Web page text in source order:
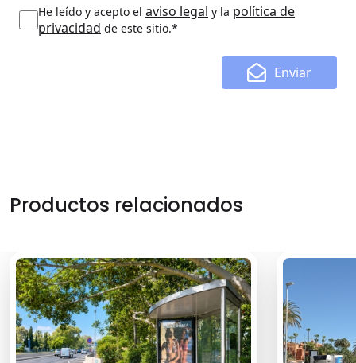
He leído y acepto el aviso legal y la política de
privacidad de este sitio.*
Enviar
Productos relacionados